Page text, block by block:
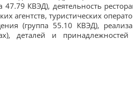
КВЭД), деятельность
агентств, туристических
(группа 55.10 КВЭД),
деталей и принадлежностей